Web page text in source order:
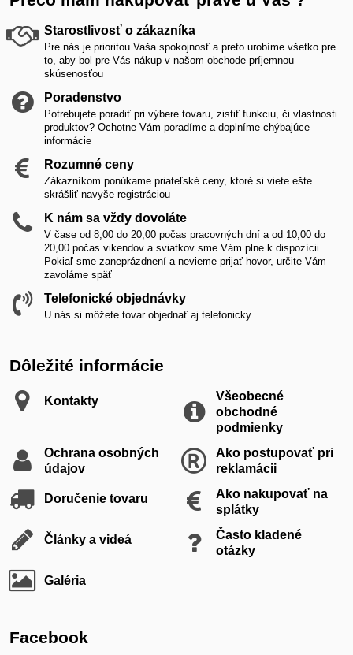
Starostlivosť o zákazníka
Pre nás je prioritou Vaša spokojnosť a preto urobíme všetko pre
to, aby bol pre Vás nákup v našom obchode príjemnou
skúsenosťou
Poradenstvo
Potrebujete poradiť pri výbere tovaru, zistiť funkciu, či vlastnosti
produktov? Ochotne Vám poradíme a doplníme chýbajúce
informácie
Rozumné ceny
Zákazníkom ponúkame priateľské ceny, ktoré si viete ešte
skrášliť navyše registráciou
K nám sa vždy dovoláte
V čase od 8,00 do 20,00 počas pracovných dní a od 10,00 do
20,00 počas vikendov a sviatkov sme Vám plne k dispozícii.
Pokiaľ sme zaneprázdnení a nevieme prijať hovor, určite Vám
zavoláme späť
Telefonické objednávky
U nás si môžete tovar objednať aj telefonicky
Dôležité informácie
Kontakty
Všeobecné
obchodné
podmienky
Ochrana osobných
údajov
Ako postupovať pri
reklamácii
Doručenie tovaru
Ako nakupovať na
splátky
Články a videá
Často kladené
otázky
Galéria
Facebook